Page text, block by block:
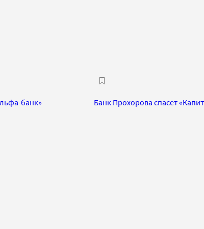
банк» Банк Прохорова спасет